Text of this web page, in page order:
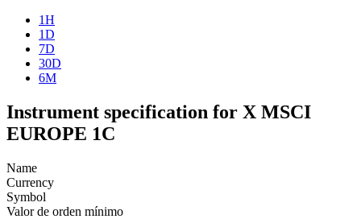
1H
1D
7D
30D
6M
Instrument specification for X MSCI
EUROPE 1C
Name
Currency
Symbol
Valor de orden mínimo